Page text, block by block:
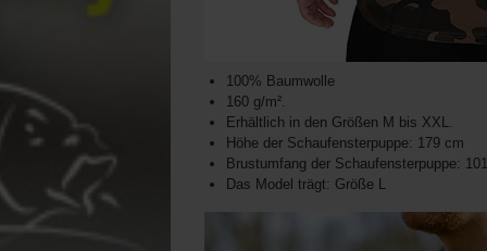
100% Baumwolle
160 g/m².
Erhältlich in den Größen M bis XXL.
Höhe der Schaufensterpuppe: 179 cm
Brustumfang der Schaufensterpuppe:
Das Model trägt: Größe L